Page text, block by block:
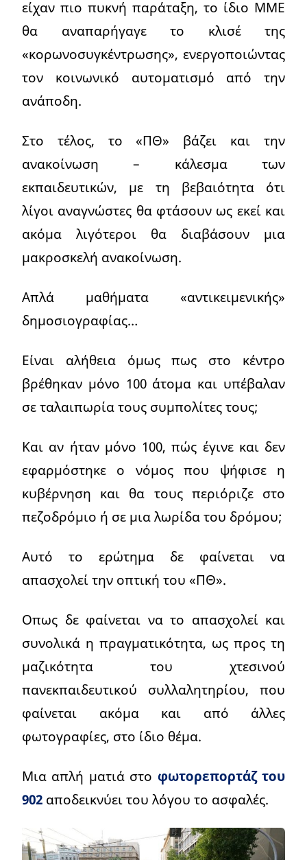
είχαν πιο πυκνή παράταξη, το ίδιο ΜΜΕ
θα αναπαρήγαγε το κλισέ της
«κορωνοσυγκέντρωσης», ενεργοποιώντας
τον κοινωνικό αυτοματισμό από την
ανάποδη.
Στο τέλος, το «ΠΘ» βάζει και την
ανακοίνωση – κάλεσμα των
εκπαιδευτικών, με τη βεβαιότητα ότι
λίγοι αναγνώστες θα φτάσουν ως εκεί και
ακόμα λιγότεροι θα διαβάσουν μια
μακροσκελή ανακοίνωση.
Απλά μαθήματα «αντικειμενικής»
δημοσιογραφίας…
Είναι αλήθεια όμως πως στο κέντρο
βρέθηκαν μόνο 100 άτομα και υπέβαλαν
σε ταλαιπωρία τους συμπολίτες τους;
Και αν ήταν μόνο 100, πώς έγινε και δεν
εφαρμόστηκε ο νόμος που ψήφισε η
κυβέρνηση και θα τους περιόριζε στο
πεζοδρόμιο ή σε μια λωρίδα του δρόμου;
Αυτό το ερώτημα δε φαίνεται να
απασχολεί την οπτική του «ΠΘ».
Οπως δε φαίνεται να το απασχολεί και
συνολικά η πραγματικότητα, ως προς τη
μαζικότητα του χτεσινού
πανεκπαιδευτικού συλλαλητηρίου, που
φαίνεται ακόμα και από άλλες
φωτογραφίες, στο ίδιο θέμα.
Μια απλή ματιά στο φωτορεπορτάζ του
902 αποδεικνύει του λόγου το ασφαλές.